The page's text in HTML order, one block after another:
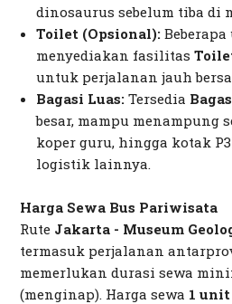
dinosaurus sebelum tiba di
Toilet (Opsional):
menyediakan fasilitas
untuk perjalanan jauh
Bagasi Luas: Tersedia
besar, mampu menampung
koper guru, hingga kotak
logistik lainnya.
Harga Sewa Bus Pariwisata
Rute Jakarta - Museum
termasuk perjalanan
memerlukan durasi sewa
(menginap). Harga sewa 1 unit